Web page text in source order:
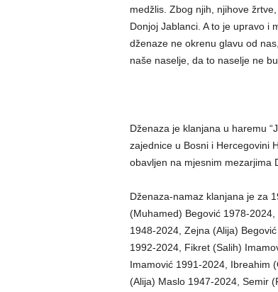
medžlis. Zbog njih, njihove
Donjoj Jablanci. A to je upravo i
dženaze ne okrenu glavu od
naše naselje, da to naselje ne
Dženaza je klanjana u haremu
zajednice u Bosni i Hercegovini
obavljen na mjesnim mezarjima
Dženaza-namaz klanjana je za
(Muhamed) Begović 1978-
1948-2024, Zejna (Alija)
1992-2024, Fikret (Salih)
Imamović 1991-2024, Ibreahim
(Alija) Maslo 1947-2024, Semir